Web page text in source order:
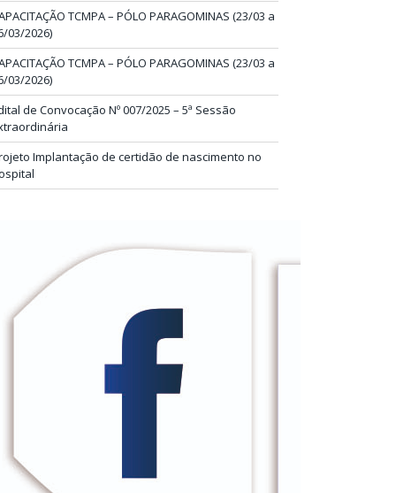
TCMPA – PÓLO PARAGOMINAS (23/03 a
03/2026)
TCMPA – PÓLO PARAGOMINAS (23/03 a
03/2026)
de Convocação Nº 007/2025 – 5ª Sessão
Implantação de certidão de nascimento no